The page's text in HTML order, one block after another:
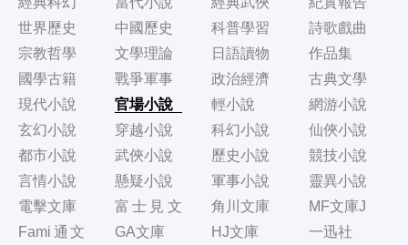
世界歷史
中國歷史 科普學習
詩歌戲曲
宗教哲學
文學理論 日語讀物
作品集
國學古籍
戰爭軍事 政治經濟
古典文學
現代小說
官場小說 輕小說
網游小說
玄幻小說
穿越小說 科幻小說
仙俠小說
都市小說
武俠小說 歷史小說
競技小說
言情小說
懸疑小說 軍事小說
靈異小說
電擊文庫
富士見文
庫
角川文庫
MF文庫J
Fami通文
GA文庫 HJ文庫
一迅社